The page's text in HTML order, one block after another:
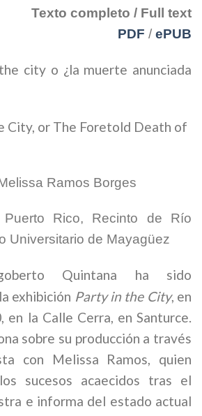
Texto completo / Full text
PDF / ePUB
city o ¿la muerte anunciada
City, or The Foretold Death of
Ramos Borges
Puerto Rico, Recinto de Río
Universitario de Mayagüez
Quintana ha sido
exhibición Party in the City, en
en la Calle Cerra, en Santurce.
sobre su producción a través
con Melissa Ramos, quien
sucesos acaecidos tras el
e informa del estado actual